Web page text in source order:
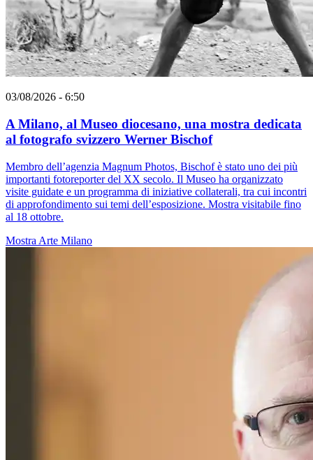
03/08/2026 - 6:50
A Milano, al Museo diocesano, una mostra dedicata
al fotografo svizzero Werner Bischof
Membro dell’agenzia Magnum Photos, Bischof è stato uno dei più
importanti fotoreporter del XX secolo. Il Museo ha organizzato
visite guidate e un programma di iniziative collaterali, tra cui incontri
di approfondimento sui temi dell’esposizione. Mostra visitabile fino
al 18 ottobre.
Mostra Arte Milano